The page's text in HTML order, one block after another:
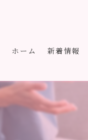
ホーム 新着情報